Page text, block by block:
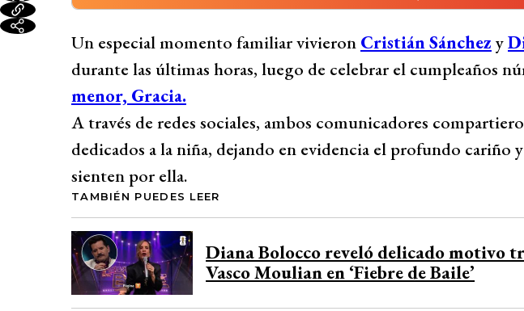
Cristián Sánchez y Diana Bolocco celebraron el cumpleaños
Gracia con emotivos mensajes en redes sociales, destacando su
por la niña. Sánchez elogió las cualidades de Gracia y cómo
describiéndola como “gracia pura” y un “huracán que
parte, Bolocco compartió un breve mensaje junto a un video de
velitas, resaltando lo grande que está su hija.
Un especial momento familiar vivieron Cristián Sánchez y
durante las últimas horas, luego de celebrar el cumpleaños
menor, Gracia.
A través de redes sociales, ambos comunicadores
dedicados a la niña, dejando en evidencia el profundo cariño
sienten por ella.
TAMBIÉN PUEDES LEER
Diana Bolocco reveló delicado motivo
Vasco Moulian en ‘Fiebre de Baile’